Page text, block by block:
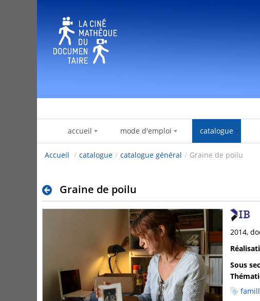
accueil mode d'emploi catalogue
Accueil / catalogue / catalogue général / Graine de poilu
Graine de poilu
2014,
Sous